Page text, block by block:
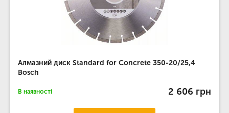
Алмазний диск Standard for Concrete 350-20/25,4
Bosch
В наявності 2 606 грн